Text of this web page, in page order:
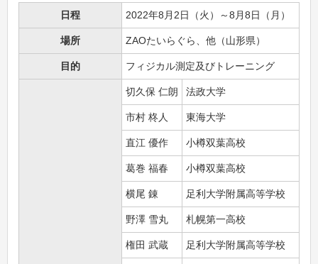
日程
2022年8月2日（火）～8月8日（月）
場所 ZAOたいらぐら、他（山形県）
目的 フィジカル測定及びトレーニング
切久保 仁朗 法政大学
市村 柊人 東海大学
直江 優作 小樽双葉高校
葛巻 福春 小樽双葉高校
横尾 錬 足利大学附属高等学校
野澤 雪丸 札幌第一高校
権田 武蔵 足利大学附属高等学校